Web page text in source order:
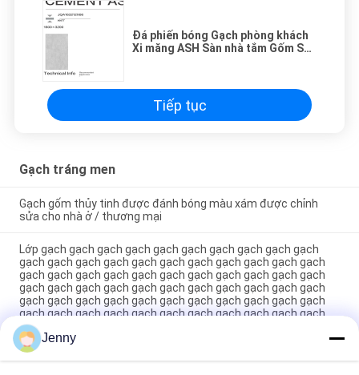
Đá phiến bóng Gạch phòng khách
Xi măng ASH Sàn nhà tắm Gốm Sàn
Tiếp tục
Gạch tráng men
Gạch gốm thủy tinh được đánh bóng màu xám được chỉnh
sửa cho nhà ở / thương mại
Lớp gạch gạch gạch gạch gạch gạch gạch gạch gạch gạch
gạch gạch gạch gạch gạch gạch gạch gạch gạch gạch gạch
gạch gạch gạch gạch gạch gạch gạch gạch gạch gạch gạch
gạch gạch gạch gạch gạch gạch gạch gạch gạch gạch gạch
gạch gạch gạch gạch gạch gạch gạch gạch gạch gạch gạch
gạch gạch gạch gạch gạch gạch gạch gạch gạch gạch gạch
gạch gạch gạch gạch gạch gạch gạch gạch gạch gạch gạch
gạch gạch gạch gạch gạch gạch gạch gạch gạch gạch gạch
gạch gạch gạch gạch gạch gạch gạch gạch gạch gạch gạch
gạch g
Jenny